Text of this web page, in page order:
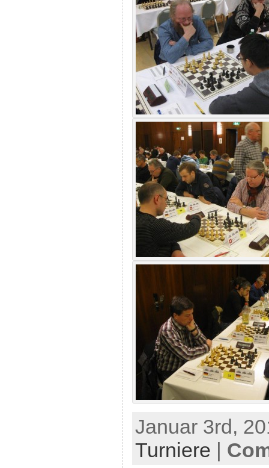
Januar 3rd,
Turniere |